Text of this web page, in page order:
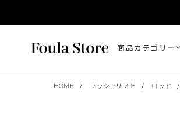
商品カテゴリー
HOME ラッシュリフト ロッド